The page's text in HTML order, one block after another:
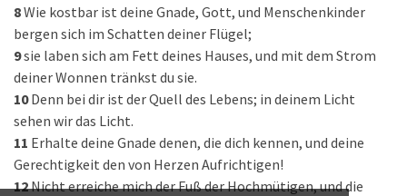
8Wie kostbar ist deine Gnade, Gott, und Menschenkinder
bergen sich im Schatten deiner Flügel;
9sie laben sich am Fett deines Hauses, und mit dem Strom
deiner Wonnen tränkst du sie.
10 Denn bei dir ist der Quell des Lebens; in deinem Licht
sehen wir das Licht.
11 Erhalte deine Gnade denen, die dich kennen, und deine
Gerechtigkeit den von Herzen Aufrichtigen!
12Nicht erreiche mich der Fuß der Hochmütigen, und die